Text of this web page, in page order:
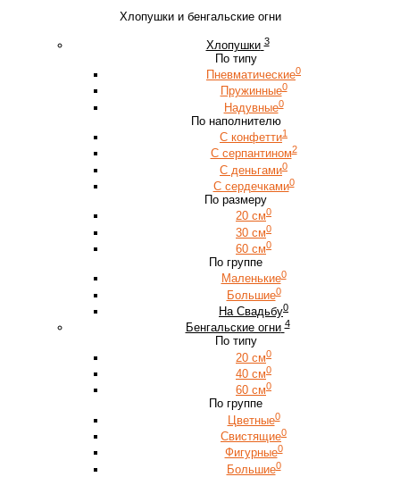
Хлопушки и бенгальские огни
Хлопушки 3
По типу
Пневматические0
Пружинные0
Надувные0
По наполнителю
С конфетти1
С серпантином2
С деньгами0
С сердечками0
По размеру
20 см0
30 см0
60 см0
По группе
Маленькие0
Большие0
На Свадьбу0
Бенгальские огни 4
По типу
20 см0
40 см0
60 см0
По группе
Цветные0
Свистящие0
Фигурные0
Большие0